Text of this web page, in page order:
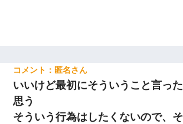
匿名
いいけど最初にそういうこと言っ
思う
そういう行為はしたくないので、